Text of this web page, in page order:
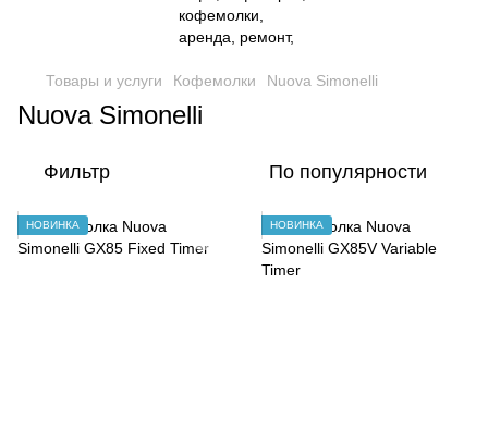
Товары и услуги Кофемолки Nuova Simonelli
Nuova Simonelli
Фильтр По популярности
НОВИНКА НОВИНКА